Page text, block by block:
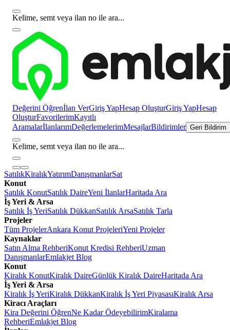
Kelime, semt veya ilan no ile ara...
Değerini Öğrenİlan VerGiriş YapHesap OluşturGiriş YapHesap
OluşturFavorilerimKayıtlı
AramalarİlanlarımDeğerlemelerimMesajlarBildirimler Geri Bildirim
Kelime, semt veya ilan no ile ara...
SatılıkKiralıkYatırımDanışmanlarSat
Konut
Satılık KonutSatılık DaireYeni İlanlarHaritada Ara
İş Yeri & Arsa
Satılık İş YeriSatılık DükkanSatılık ArsaSatılık Tarla
Projeler
Tüm ProjelerAnkara Konut ProjeleriYeni Projeler
Kaynaklar
Satın Alma RehberiKonut Kredisi RehberiUzman
DanışmanlarEmlakjet Blog
Konut
Kiralık KonutKiralık DaireGünlük Kiralık DaireHaritada Ara
İş Yeri & Arsa
Kiralık İş YeriKiralık DükkanKiralık İş Yeri PiyasasıKiralık Arsa
Kiracı Araçları
Kira Değerini ÖğrenNe Kadar ÖdeyebilirimKiralama
RehberiEmlakjet Blog